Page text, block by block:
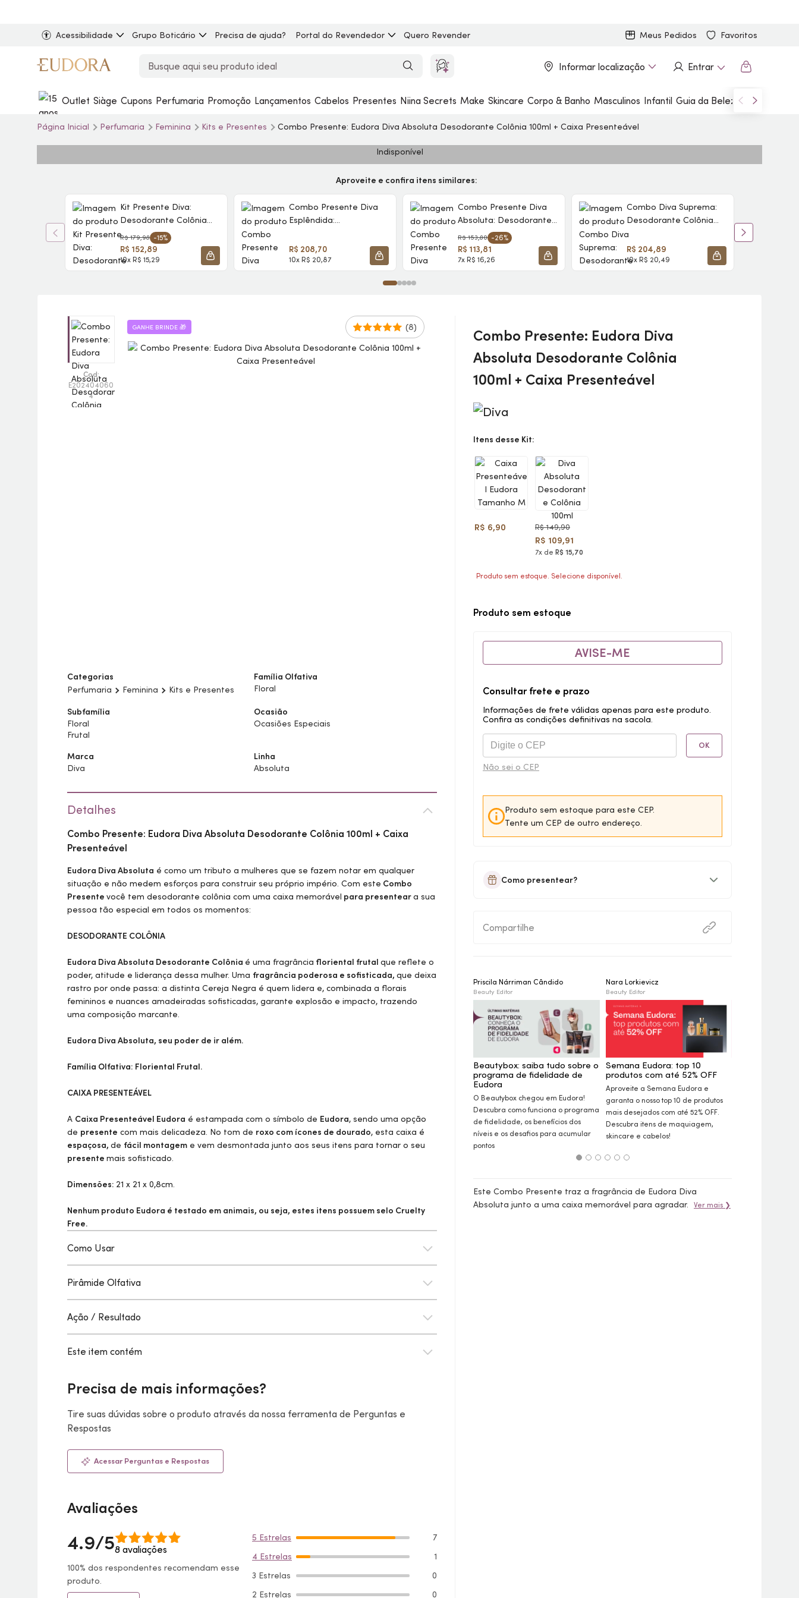
Acessibilidade Grupo Boticário Precisa de ajuda? Portal do Revendedor Quero Revender Meus Pedidos Favoritos
Informar localização Entrar
Outlet Siàge Cupons Perfumaria Promoção Lançamentos Cabelos Presentes Niina Secrets Make Skincare Corpo & Banho Masculinos Infantil Guia da Beleza Marcas
Página Inicial Perfumaria Feminina Kits e Presentes Combo Presente: Eudora Diva Absoluta Desodorante Colônia 100ml + Caixa Presenteável
Indisponível
Aproveite e confira itens similares:
Kit Presente Diva:
Desodorante Colônia
100ml + Loção
Hidratante
Desodorante Corporal
200ml
R$ 179,98 -15%
R$ 152,89
10x R$ 15,29 ADICIONAR À SACOLA
Combo Presente Diva
Esplêndida:
100ml + Hidratante
Desodorante 200ml +
Sacola
R$ 208,70
10x R$ 20,87 ADICIONAR À SACOLA
Combo Presente Diva
Absoluta: Desodorante
Colônia 100ml + Sacola
R$ 153,80 -26%
R$ 113,81
7x R$ 16,26 ADICIONAR À SACOLA
Combo Diva Suprema:
Desodorante Colônia
100ml + Loção
Iluminadora Hidratante
150ml
R$ 204,89
10x R$ 20,49 ADICIONAR À SACOLA
Combo Presente: Eudora Diva
Absoluta Desodorante Colônia
100ml + Caixa Presenteável
Itens desse Kit:
R$ 6,90 R$ 149,90
R$ 109,91
7x de R$ 15,70
Produto sem estoque. Selecione disponível.
Produto sem estoque
AVISE-ME
Consultar frete e prazo
Informações de frete válidas apenas para este produto.
Confira as condições definitivas na sacola.
OK
Não sei o CEP
Produto sem estoque para este CEP.
Tente um CEP de outro endereço.
Como presentear?
Compartilhe
Priscila Nárriman Cândido
Beauty Editor
Beautybox: saiba tudo sobre o
programa de fidelidade de
Eudora
O Beautybox chegou em Eudora!
Descubra como funciona o programa
de fidelidade, os benefícios dos
níveis e os desafios para acumular
pontos
Nara Lorkievicz
Beauty Editor
Semana Eudora: top 10
produtos com até 52% OFF
Aproveite a Semana Eudora e
garanta o nosso top 10 de produtos
mais desejados com até 52% OFF.
Descubra itens de maquiagem,
skincare e cabelos!
Este Combo Presente traz a fragrância de Eudora Diva
Absoluta junto a uma caixa memorável para agradar.
Ver mais ❯
GANHE BRINDE 🎁 (8)
Cod:
E202404060
4
Categorias
Perfumaria
Feminina Kits e Presentes
Família Olfativa
Floral
Subfamília
Floral
Frutal
Ocasião
Ocasiões Especiais
Marca
Diva
Linha
Absoluta
Detalhes
Combo Presente: Eudora Diva Absoluta Desodorante Colônia 100ml + Caixa
Presenteável
Eudora Diva Absoluta é como um tributo a mulheres que se fazem notar em qualquer
situação e não medem esforços para construir seu próprio império. Com este Combo
Presente você tem desodorante colônia com uma caixa memorável para presenteara sua
pessoa tão especial em todos os momentos:
DESODORANTE COLÔNIA
Eudora Diva Absoluta Desodorante Colônia é uma fragrância floriental frutal que reflete o
poder, atitude e liderança dessa mulher. Uma fragrância poderosa e sofisticada, que deixa
rastro por onde passa: a distinta Cereja Negra é quem lidera e, combinada a florais
femininos e nuances amadeiradas sofisticadas, garante explosão e impacto, trazendo
uma composição marcante.
Eudora Diva Absoluta, seu poder de ir além.
Família Olfativa: Floriental Frutal.
CAIXA PRESENTEÁVEL
A Caixa Presenteável Eudora é estampada com o símbolo de Eudora, sendo uma opção
de presente com mais delicadeza. No tom de roxo com ícones de dourado, esta caixa é
espaçosa, de fácil montagem e vem desmontada junto aos seus itens para tornar o seu
presente mais sofisticado.
Dimensões: 21 x 21 x 0,8cm.
Nenhum produto Eudora é testado em animais, ou seja, estes itens possuem selo Cruelty
Free.
Como Usar
Pirâmide Olfativa
Ação / Resultado
Este item contém
Precisa de mais informações?
Tire suas dúvidas sobre o produto através da nossa ferramenta de Perguntas e
Respostas
Acessar Perguntas e Respostas
Avaliações
4.9/58 avaliações
100% dos respondentes recomendam esse
produto.
5 Estrelas
7
4 Estrelas
1
3 Estrelas
0
2 Estrelas
0